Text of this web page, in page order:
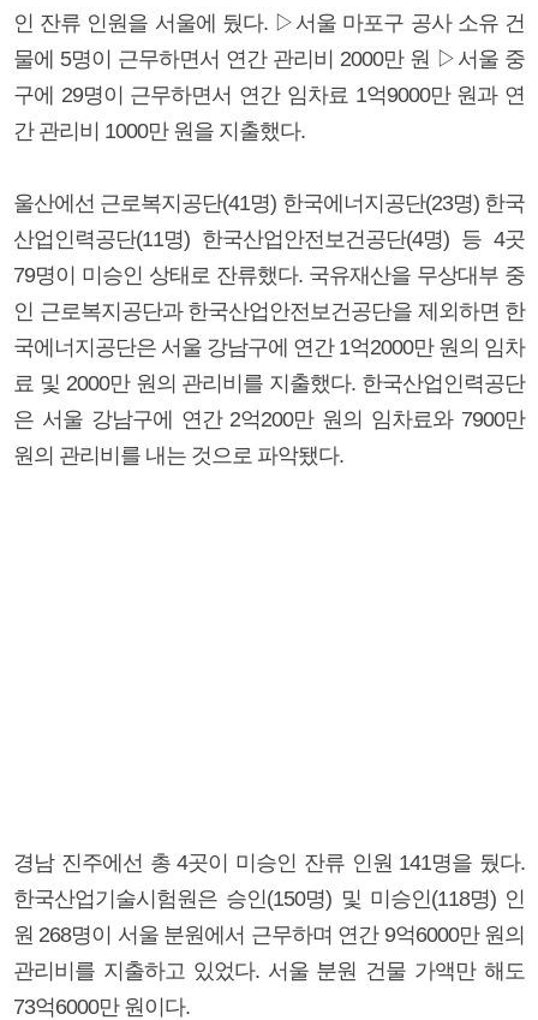
인 잔류 인원을 서울에 뒀다. ▷서울 마포구 공사 소유 건
물에 5명이 근무하면서 연간 관리비 2000만 원 ▷서울 중
구에 29명이 근무하면서 연간 임차료 1억9000만 원과 연
간 관리비 1000만 원을 지출했다.
울산에선 근로복지공단(41명) 한국에너지공단(23명) 한국
산업인력공단(11명) 한국산업안전보건공단(4명) 등 4곳
79명이 미승인 상태로 잔류했다. 국유재산을 무상대부 중
인 근로복지공단과 한국산업안전보건공단을 제외하면 한
국에너지공단은 서울 강남구에 연간 1억2000만 원의 임차
료 및 2000만 원의 관리비를 지출했다. 한국산업인력공단
은 서울 강남구에 연간 2억200만 원의 임차료와 7900만
원의 관리비를 내는 것으로 파악됐다.
경남 진주에선 총 4곳이 미승인 잔류 인원 141명을 뒀다.
한국산업기술시험원은 승인(150명) 및 미승인(118명) 인
원 268명이 서울 분원에서 근무하며 연간 9억6000만 원의
관리비를 지출하고 있었다. 서울 분원 건물 가액만 해도
73억6000만 원이다.